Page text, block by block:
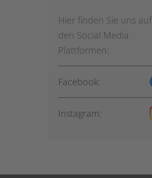
Hier finden Sie uns auf
den Social Media
Plattformen:
Facebook:
Instagram: